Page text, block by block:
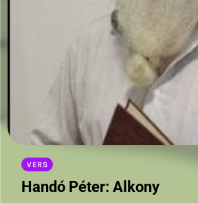
VERS
Handó Péter: Alkony